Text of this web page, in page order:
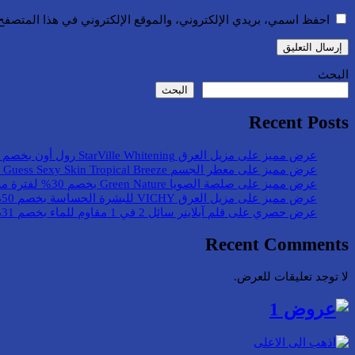
احفظ اسمي، بريدي الإلكتروني، والموقع الإلكتروني في هذا
البحث
البحث
Recent Posts
عرض مميز على مزيل العرق StarVille Whitening رول أون بخصم 36%
عرض مميز على معطر الجسم Guess Sexy Skin Tropical Breeze بخصم 44%
عرض مميز على صلصة الصويا Green Nature بخصم 30% لفترة محدودة
عرض مميز على مزيل العرق VICHY للبشرة الحساسة بخصم 50%
عرض حصري على قلم آيلاينر سائل 2 في 1 مقاوم للماء بخصم 31%
Recent Comments
لا توجد تعليقات للعرض.